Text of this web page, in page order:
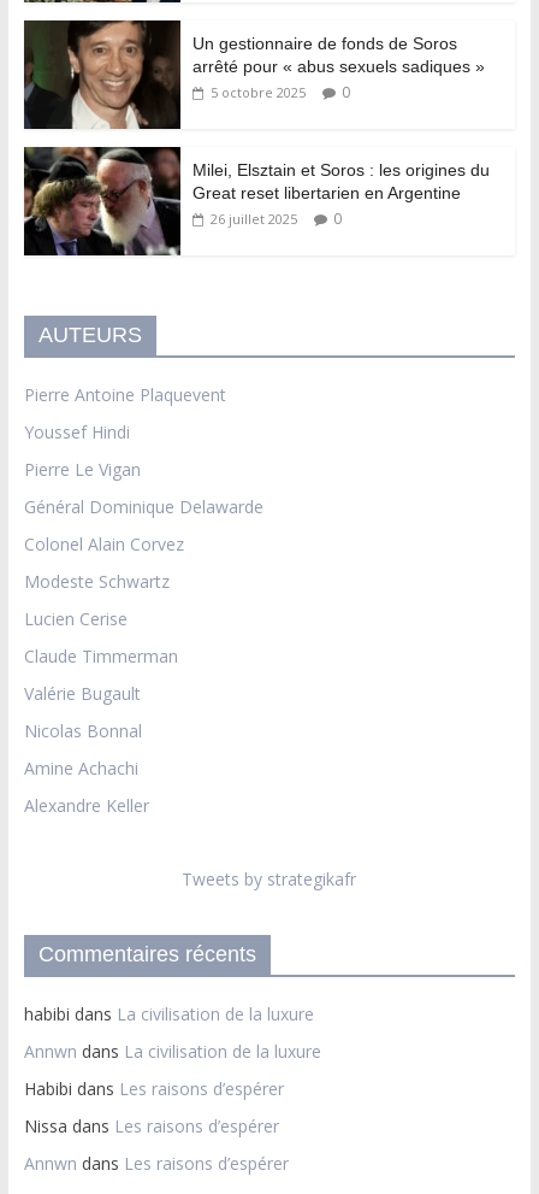
Un gestionnaire de fonds de Soros
arrêté pour « abus sexuels sadiques »
5 octobre 2025 0
Milei, Elsztain et Soros : les origines du
Great reset libertarien en Argentine
26 juillet 2025 0
AUTEURS
Pierre Antoine Plaquevent
Youssef Hindi
Pierre Le Vigan
Général Dominique Delawarde
Colonel Alain Corvez
Modeste Schwartz
Lucien Cerise
Claude Timmerman
Valérie Bugault
Nicolas Bonnal
Amine Achachi
Alexandre Keller
Tweets by strategikafr
Commentaires récents
habibi dans La civilisation de la luxure
Annwn dans La civilisation de la luxure
Habibi dans Les raisons d’espérer
Nissa dans Les raisons d’espérer
Annwn dans Les raisons d’espérer